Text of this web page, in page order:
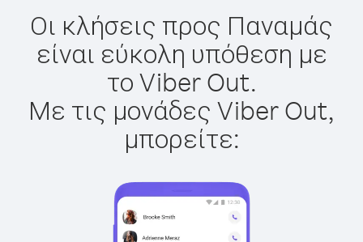
Οι κλήσεις προς Παναμάς
είναι εύκολη υπόθεση με
το Viber Out.
Με τις μονάδες Viber Out,
μπορείτε: